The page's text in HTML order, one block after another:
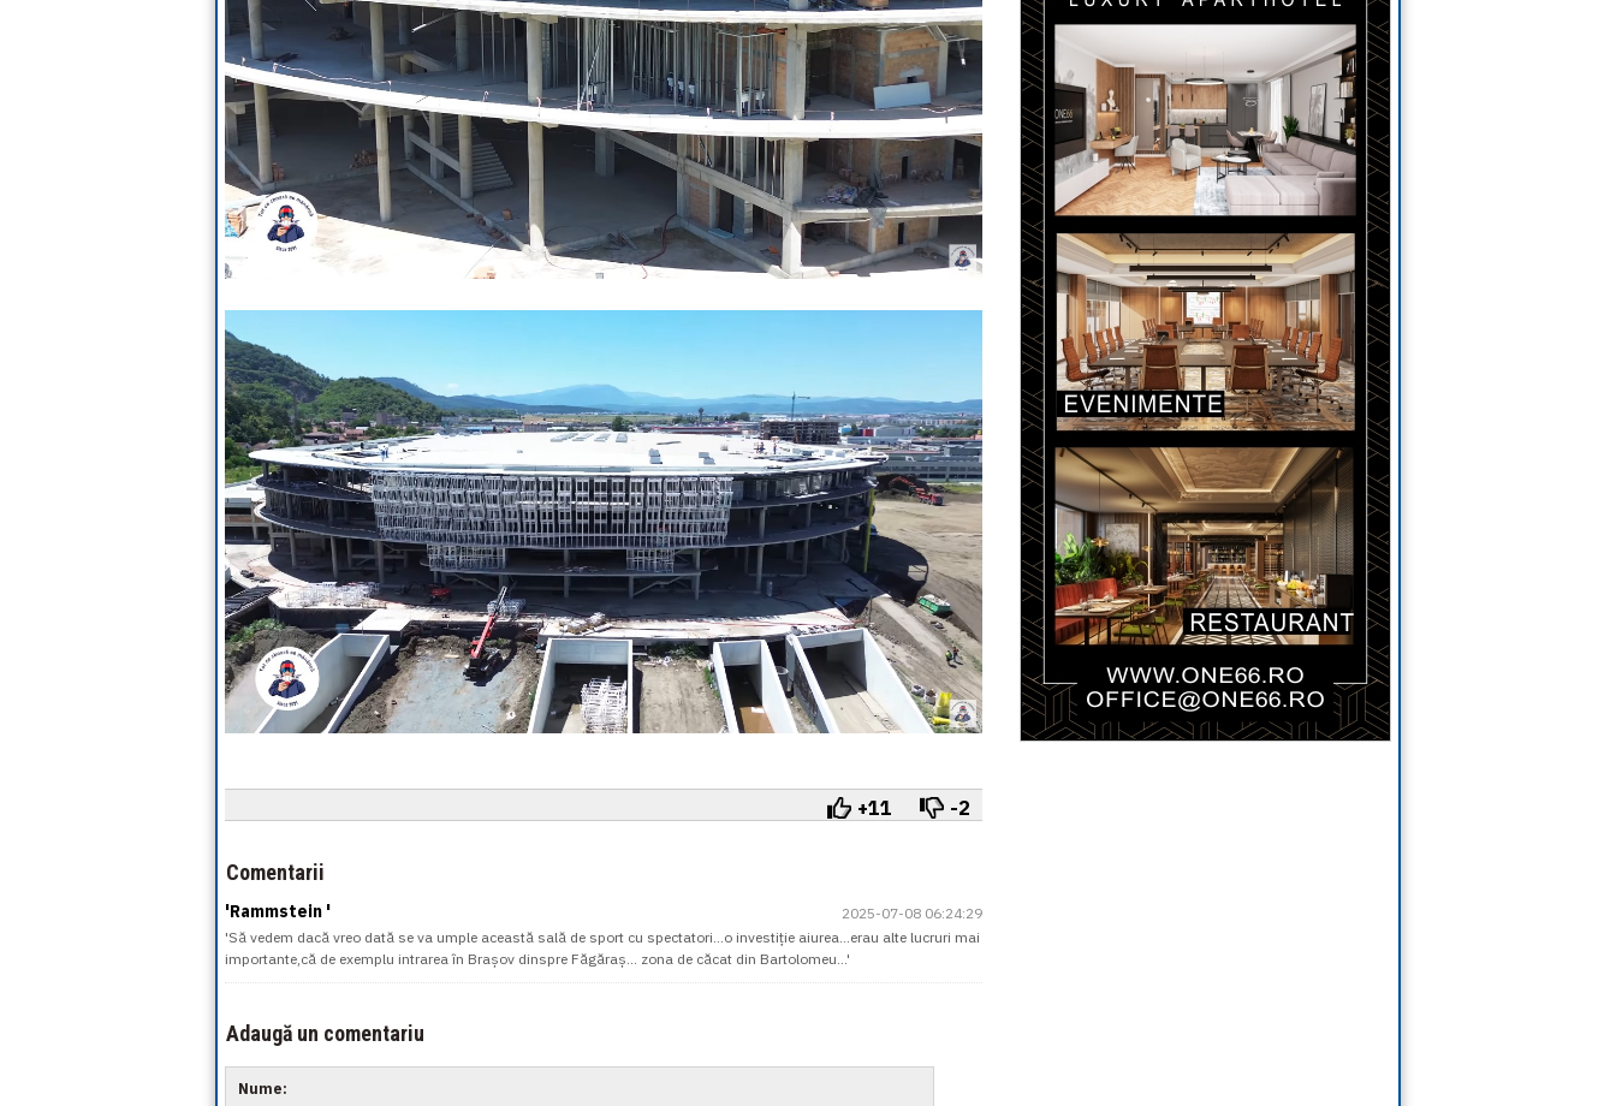
+11 -2
Comentarii
'Rammstein '
2025-07-08 06:24:29
'Să vedem dacă vreo dată se va umple această sală de sport cu spectatori...o investiție aiurea...erau alte lucruri mai
importante,că de exemplu intrarea în Brașov dinspre Făgăraș... zona de căcat din Bartolomeu...'
Adaugă un comentariu
Nume: